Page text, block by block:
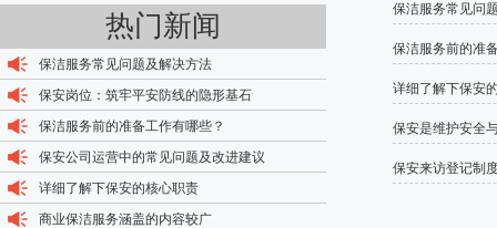
热门新闻
保洁服务常见问题及解决方法
保安岗位：筑牢平安防线的隐形基石
保洁服务前的准备工作有哪些？
保安公司运营中的常见问题及改进建议
详细了解下保安的核心职责
商业保洁服务涵盖的内容较广
保洁服务常见问
保洁服务前的准
详细了解下保安
保安是维护安全
保安来访登记制